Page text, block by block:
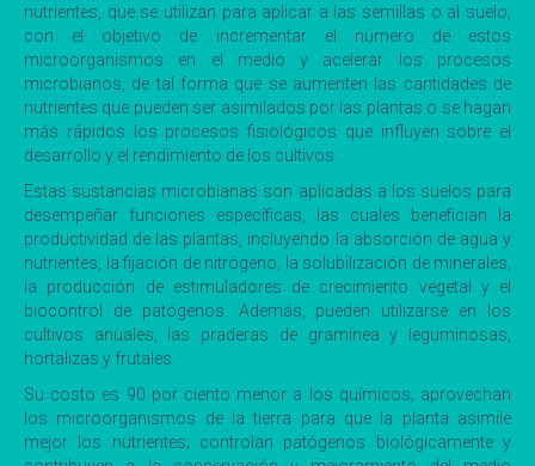
nutrientes, que se utilizan para aplicar a las semillas o al suelo,
con el objetivo de incrementar el número de estos
microorganismos en el medio y acelerar los procesos
microbianos, de tal forma que se aumenten las cantidades de
nutrientes que pueden ser asimilados por las plantas o se hagan
más rápidos los procesos fisiológicos que influyen sobre el
desarrollo y el rendimiento de los cultivos.
Estas sustancias microbianas son aplicadas a los suelos para
desempeñar funciones específicas, las cuales benefician la
productividad de las plantas, incluyendo la absorción de agua y
nutrientes, la fijación de nitrógeno, la solubilización de minerales,
la producción de estimuladores de crecimiento vegetal y el
biocontrol de patógenos. Además, pueden utilizarse en los
cultivos anuales, las praderas de gramínea y leguminosas,
hortalizas y frutales.
Su costo es 90 por ciento menor a los químicos; aprovechan
los microorganismos de la tierra para que la planta asimile
mejor los nutrientes; controlan patógenos biológicamente y